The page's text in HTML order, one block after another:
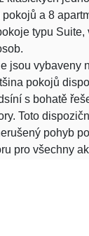
a 8
typu Suite,
jsou vybaveny
pokojů
s bohatě
Toto
pohyb
pro všechny